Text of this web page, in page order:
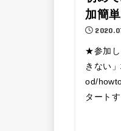
加簡
★参加し
きない
od/
タート